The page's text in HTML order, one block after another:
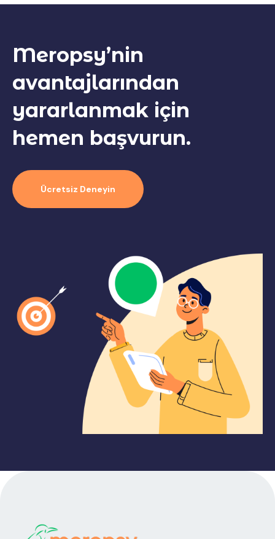
Meropsy’nin
avantajlarından
yararlanmak için
hemen başvurun.
Ücretsiz Deneyin